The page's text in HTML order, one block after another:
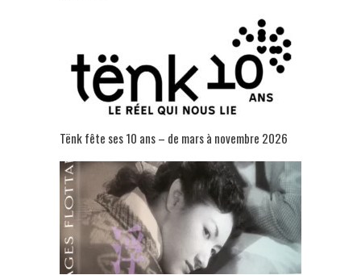
Tënk fête ses 10 ans – de mars à novembre 2026